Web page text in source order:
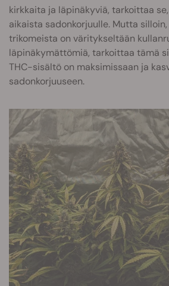
kirkkaita ja läpinäkyviä, tarkoittaa
aikaista sadonkorjuulle. Mutta
trikomeista on väritykseltään
läpinäkymättömiä, tarkoittaa tämä
THC-sisältö on maksimissaan ja
sadonkorjuuseen.